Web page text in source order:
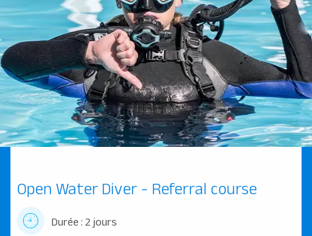
Open Water Diver - Referral course
Durée : 2 jours